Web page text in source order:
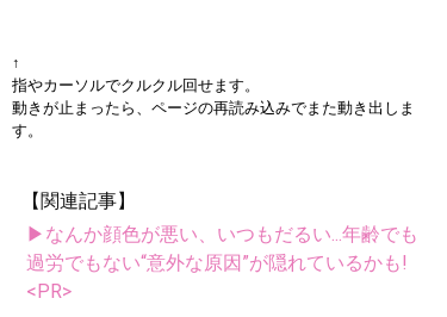
↑
指やカーソルでクルクル回せます。
動きが止まったら、ページの再読み込みでまた動き出しま
す。
【関連記事】
▶なんか顔色が悪い、いつもだるい...年齢でも
過労でもない“意外な原因”が隠れているかも!
<PR>